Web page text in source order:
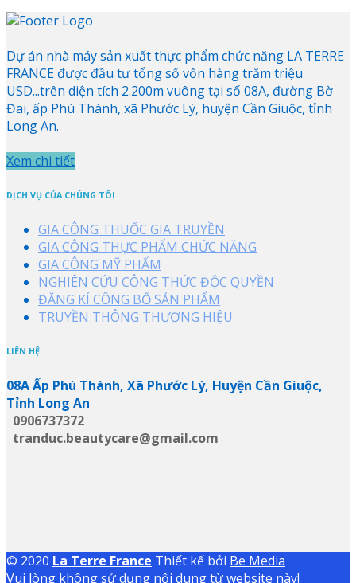
Dự án nhà máy sản xuất thực phẩm chức năng LA TERRE
FRANCE được đầu tư tổng số vốn hàng trăm triệu
USD...trên diện tích 2.200m vuông tại số 08A, đường Bờ
Đai, ấp Phù Thành, xã Phước Lý, huyện Cần Giuộc, tỉnh
Long An.
Xem chi tiết
DỊCH VỤ CỦA CHÚNG TÔI
GIA CÔNG THUỐC GIA TRUYỀN
GIA CÔNG THỰC PHẨM CHỨC NĂNG
GIA CÔNG MỸ PHẨM
NGHIÊN CỨU CÔNG THỨC ĐỘC QUYỀN
ĐĂNG KÍ CÔNG BỐ SẢN PHẨM
TRUYỀN THÔNG THƯƠNG HIỆU
LIÊN HỆ
08A Ấp Phú Thành, Xã Phước Lý, Huyện Cần Giuộc,
Tỉnh Long An
0906737372
tranduc.beautycare@gmail.com
© 2020 La Terre France Thiết kế bởi Be Media
Vui lòng không sử dụng nội dung từ website này!